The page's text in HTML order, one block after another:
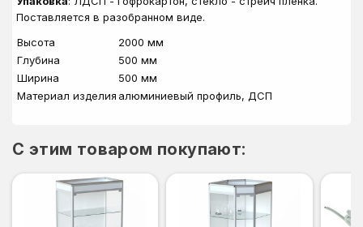
Поставляется в разобранном виде.
Высота
2000 мм
Глубина
500 мм
Ширина
500 мм
Материал изделия алюминиевый профиль, ДСП
C этим товаром покупают: